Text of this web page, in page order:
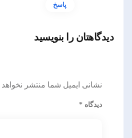
پاسخ
دیدگاهتان را بنویسید
نشانی ایمیل شما منتشر
دیدگاه*